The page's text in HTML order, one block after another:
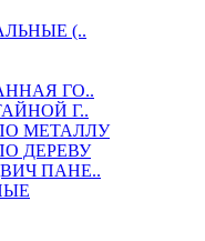
(..
ГО..
Г..
МЕТАЛЛУ
ДЕРЕВУ
ПАНЕ..